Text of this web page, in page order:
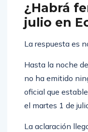
¿Habrá
julio en
La respuesta es
Hasta la noche
no ha emitido
oficial que
el martes 1 de
La aclaración